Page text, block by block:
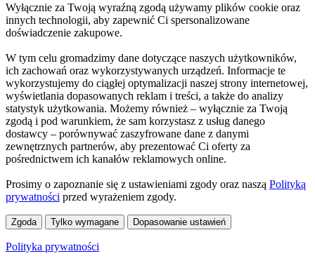
Wyłącznie za Twoją wyraźną zgodą używamy plików cookie oraz
innych technologii, aby zapewnić Ci spersonalizowane
doświadczenie zakupowe.
W tym celu gromadzimy dane dotyczące naszych użytkowników,
ich zachowań oraz wykorzystywanych urządzeń. Informacje te
wykorzystujemy do ciągłej optymalizacji naszej strony internetowej,
wyświetlania dopasowanych reklam i treści, a także do analizy
statystyk użytkowania. Możemy również – wyłącznie za Twoją
zgodą i pod warunkiem, że sam korzystasz z usług danego
dostawcy – porównywać zaszyfrowane dane z danymi
zewnętrznych partnerów, aby prezentować Ci oferty za
pośrednictwem ich kanałów reklamowych online.
Prosimy o zapoznanie się z ustawieniami zgody oraz naszą Polityką
prywatności przed wyrażeniem zgody.
Zgoda Tylko wymagane Dopasowanie ustawień
Polityka prywatności